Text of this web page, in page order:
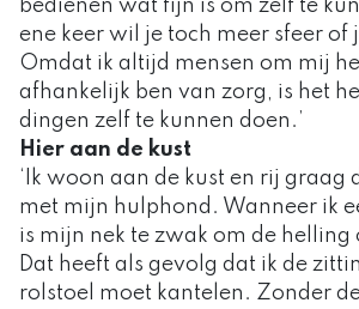
bedienen wat fijn is om zelf te
ene keer wil je toch meer sfeer of
Omdat ik altijd mensen om mij
afhankelijk ben van zorg, is het
dingen zelf te kunnen doen.’
Hier aan de kust
‘Ik woon aan de kust en rij graag
met mijn hulphond. Wanneer ik
is mijn nek te zwak om de helling
Dat heeft als gevolg dat ik de
rolstoel moet kantelen. Zonder